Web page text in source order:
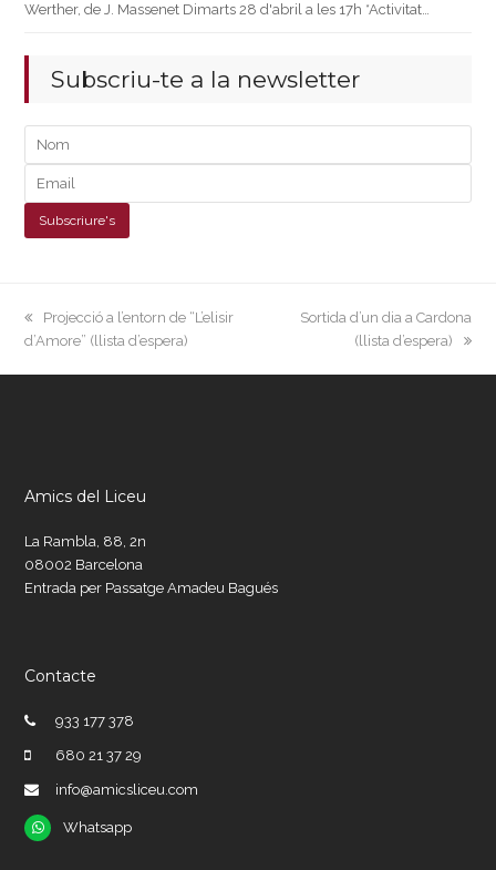
Werther, de J. Massenet Dimarts 28 d'abril a les 17h *Activitat…
Subscriu-te a la newsletter
previous
post:
Projecció a l’entorn de “L’elisir
d’Amore” (llista d’espera)
next
Sortida d’un dia a Cardona
(llista d’espera)
Amics del Liceu
La Rambla, 88, 2n
08002 Barcelona
Entrada per Passatge Amadeu Bagués
Contacte
933 177 378
680 21 37 29
info@amicsliceu.com
Whatsapp
Whatsapp